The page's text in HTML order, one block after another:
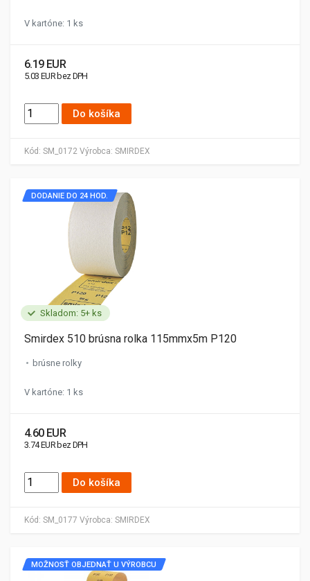
Kód: SM_0172 Výrobca: SMIRDEX
V kartóne: 1 ks
6.19 EUR
5.03 EUR bez DPH
Do košíka
Skladom: 5+ ks
Kód: SM_0177 Výrobca: SMIRDEX
DODANIE DO 24 HOD.
Smirdex 510 brúsna rolka 115mmx5m P120
brúsne rolky
V kartóne: 1 ks
4.60 EUR
3.74 EUR bez DPH
Do košíka
MOŽNOSŤ OBJEDNAŤ U VÝROBCU